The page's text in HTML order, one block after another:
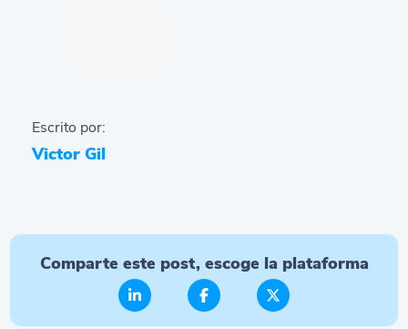
Escrito por:
Victor Gil
Comparte este post, escoge la plataforma